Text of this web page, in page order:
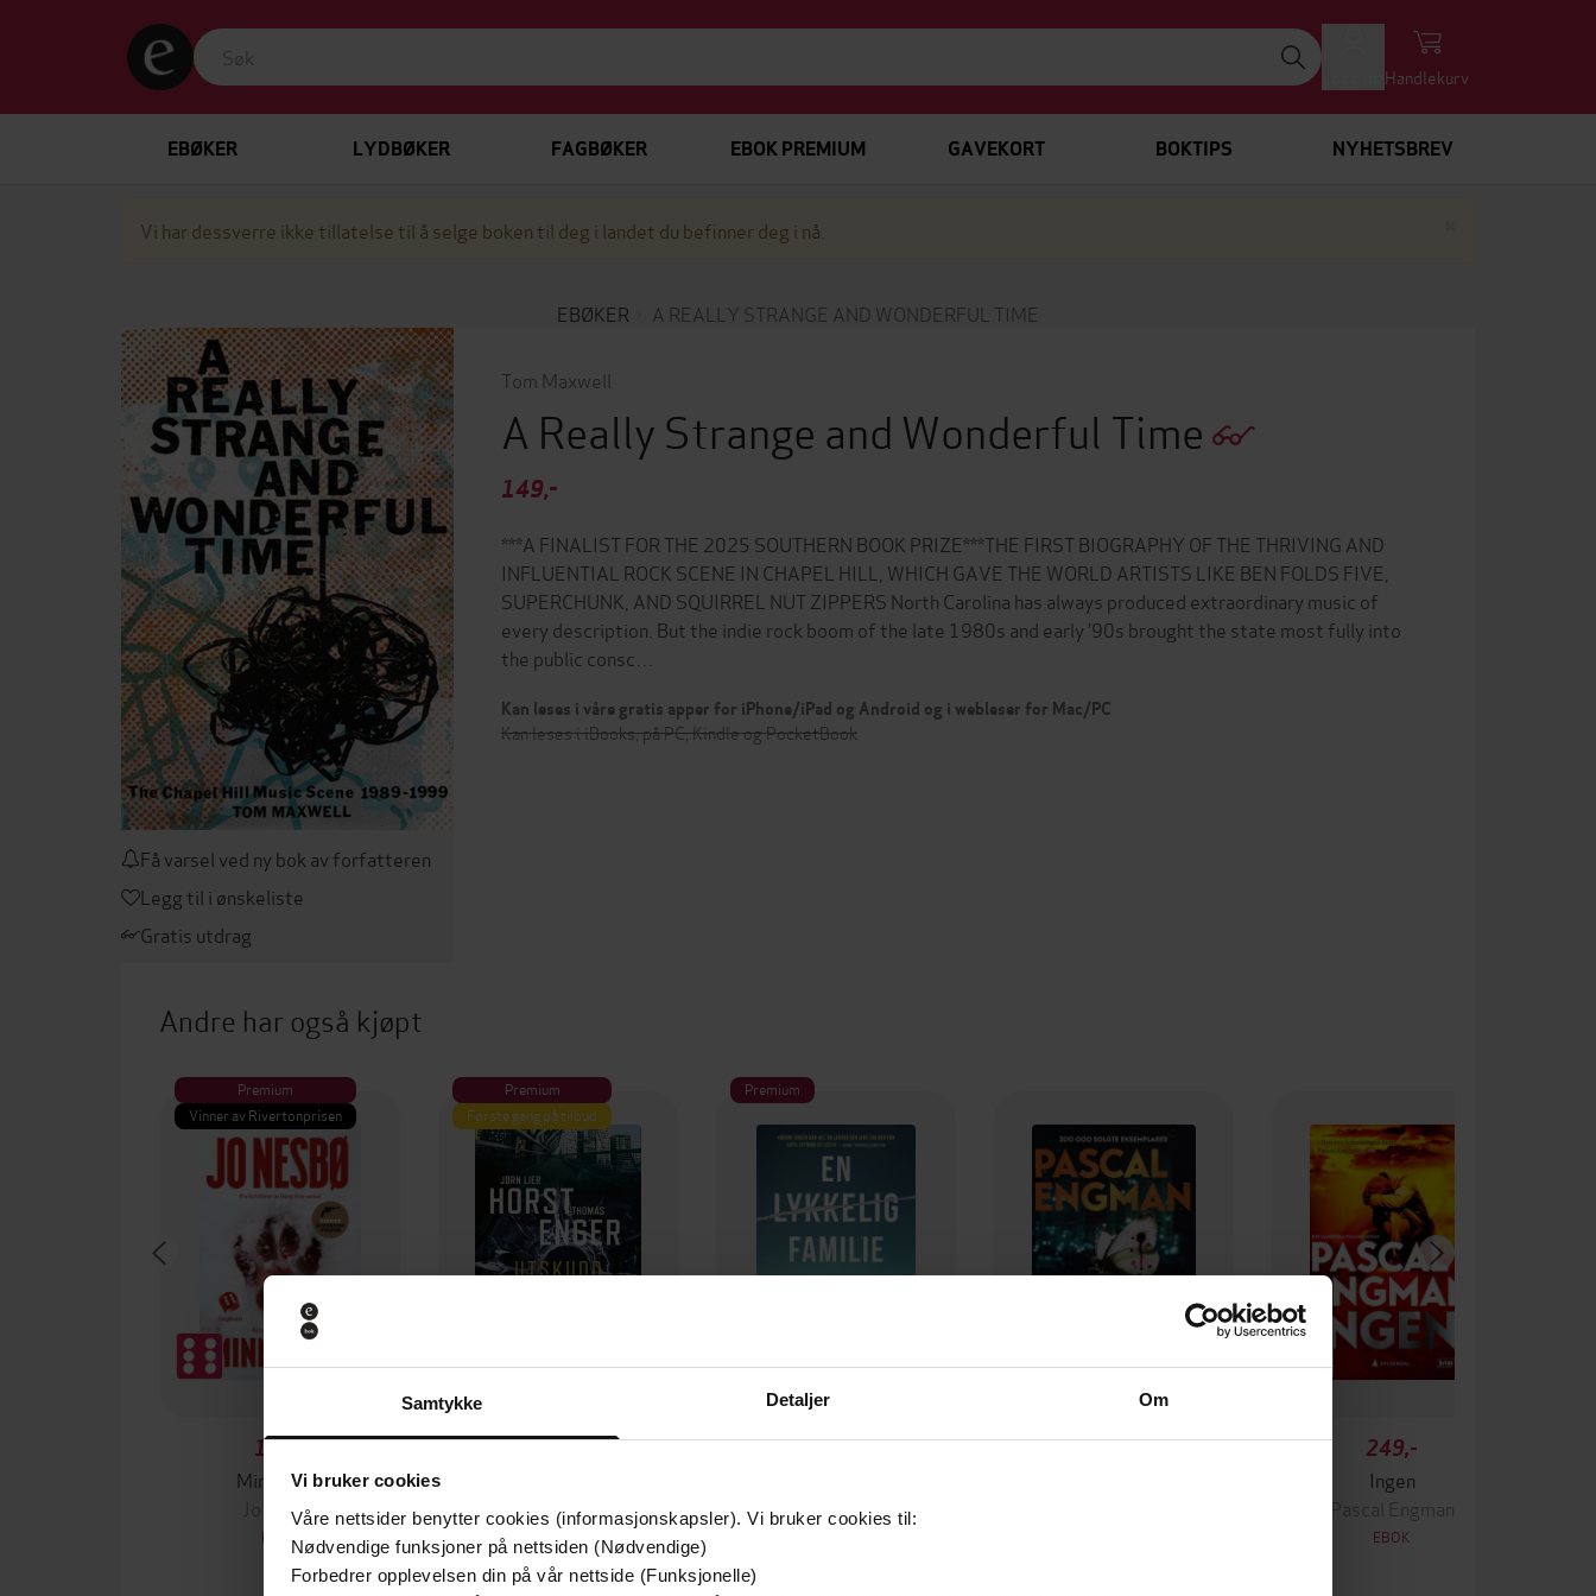
Samtykke Detaljer Om
Vi bruker cookies
Våre nettsider benytter cookies (informasjonskapsler). Vi bruker cookies til:
Nødvendige funksjoner på nettsiden (Nødvendige)
Forbedrer opplevelsen din på vår nettside (Funksjonelle)
Handlekurv
EBØKER LYDBØKER FAGBØKER EBOK PREMIUM GAVEKORT BOKTIPS NYHETSBREV
Vi har dessverre ikke tillatelse til å selge boken til deg i landet du befinner deg i nå.
EBØKER A REALLY STRANGE AND WONDERFUL TIME
Få varsel ved ny bok av forfatteren
Legg til i ønskeliste
Gratis utdrag
Tom Maxwell
A Really Strange and Wonderful Time
149,-
***A FINALIST FOR THE 2025 SOUTHERN BOOK PRIZE***THE FIRST BIOGRAPHY OF THE THRIVING AND
INFLUENTIAL ROCK SCENE IN CHAPEL HILL, WHICH GAVE THE WORLD ARTISTS LIKE BEN FOLDS FIVE,
SUPERCHUNK, AND SQUIRREL NUT ZIPPERS North Carolina has always produced extraordinary music of
every description. But the indie rock boom of the late 1980s and early ’90s brought the state most fully into
the public consc…
Kan leses i våre gratis apper for iPhone/iPad og Android og i webleser for Mac/PC
Kan leses i iBooks, på PC, Kindle og PocketBook
Andre har også kjøpt
Premium
Vinner av Rivertonprisen
199,-
Minnesota
Jo Nesbø
EBOK
Premium
Første gang på tilbud
349,-
Jørn Lier Horst
EBOK
Premium
149,-
Stian Hjelvin Andersen
349,-
249,-
Ingen
Pascal Engman
EBOK